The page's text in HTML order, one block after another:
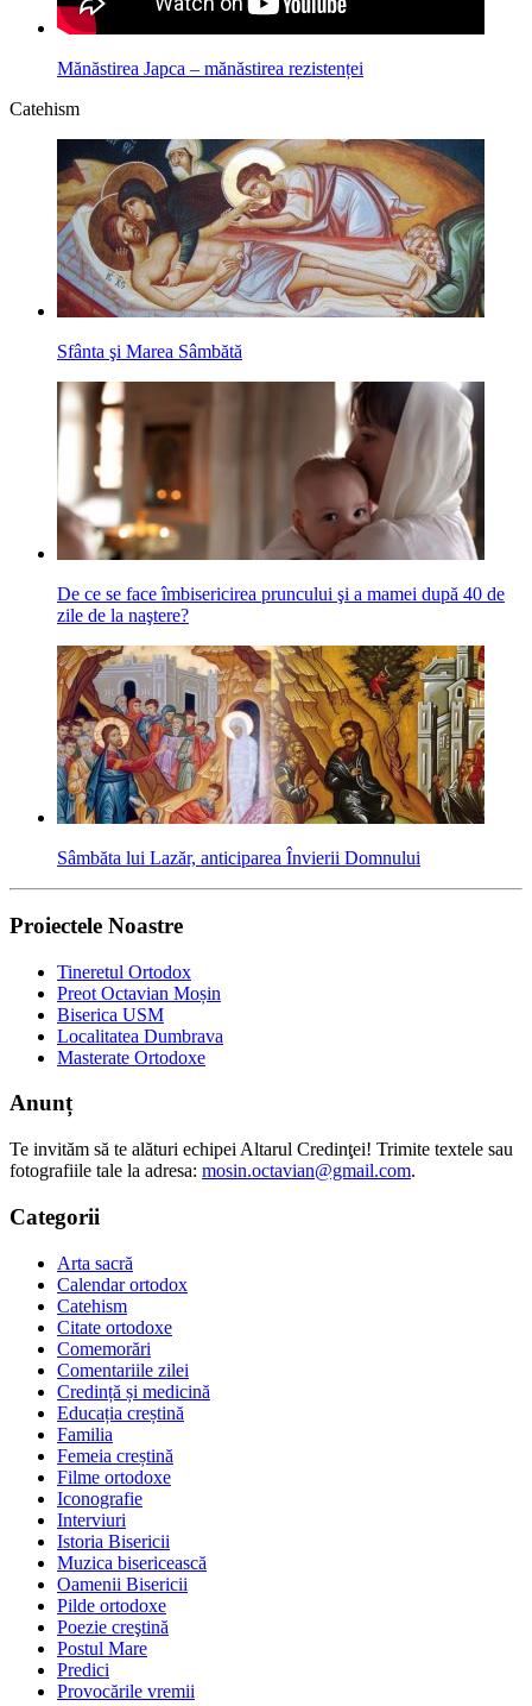
Mănăstirea Japca – mănăstirea rezistenței
Catehism
Sfânta şi Marea Sâmbătă
De ce se face îmbisericirea pruncului şi a mamei după 40 de
zile de la naştere?
Sâmbăta lui Lazăr, anticiparea Învierii Domnului
Proiectele Noastre
Tineretul Ortodox
Preot Octavian Moșin
Biserica USM
Localitatea Dumbrava
Masterate Ortodoxe
Anunț
Te invităm să te alături echipei Altarul Credinţei! Trimite textele sau
fotografiile tale la adresa: mosin.octavian@gmail.com.
Categorii
Arta sacră
Calendar ortodox
Catehism
Citate ortodoxe
Comemorări
Comentariile zilei
Credință și medicină
Educația creștină
Familia
Femeia creștină
Filme ortodoxe
Iconografie
Interviuri
Istoria Bisericii
Muzica bisericească
Oamenii Bisericii
Pilde ortodoxe
Poezie creştină
Postul Mare
Predici
Provocările vremii